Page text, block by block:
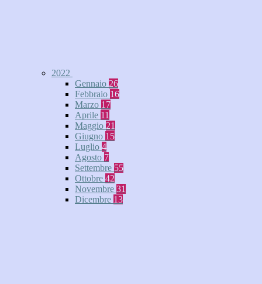
2022
Gennaio 26
Febbraio 16
Marzo 17
Aprile 11
Maggio 21
Giugno 15
Luglio 4
Agosto 7
Settembre 55
Ottobre 42
Novembre 31
Dicembre 13